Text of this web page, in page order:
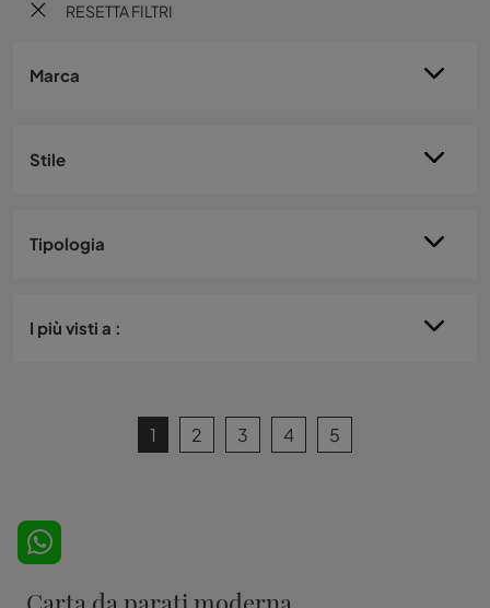
RESETTA FILTRI
Marca
Stile
Tipologia
I più visti a :
1 2 3 4 5